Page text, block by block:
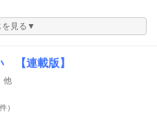
を見る▼
【連載版】
他
）